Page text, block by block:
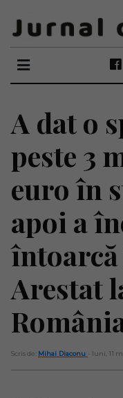
A dat o
peste 3
euro în
apoi a
Arestat
Scris de: Mihai Diaconu - luni, 11